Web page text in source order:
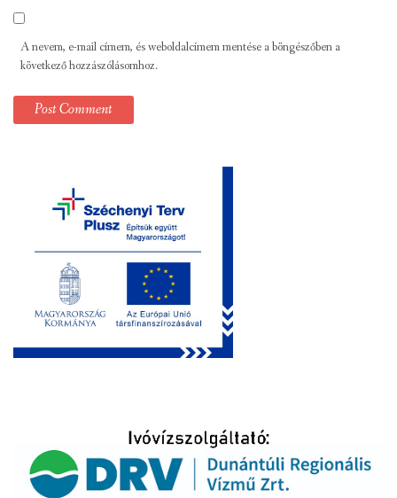
A nevem, e-mail címem, és weboldalcímem mentése a böngészőben a
következő hozzászólásomhoz.